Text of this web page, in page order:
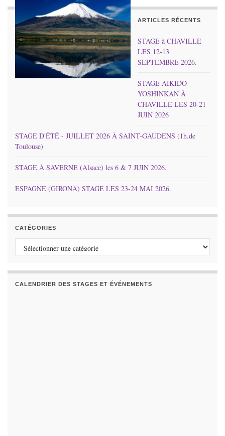
ARTICLES RÉCENTS
STAGE à CHAVILLE
LES 12-13
SEPTEMBRE 2026.
STAGE AIKIDO
YOSHINKAN À
CHAVILLE LES 20-21
JUIN 2026
STAGE D'ÉTÉ - JUILLET 2026 À SAINT-GAUDENS (1h.de
Toulouse)
STAGE À SAVERNE (Alsace) les 6 & 7 JUIN 2026.
ESPAGNE (GIRONA) STAGE LES 23-24 MAI 2026.
CATÉGORIES
Catégories
CALENDRIER DES STAGES ET ÉVÉNEMENTS